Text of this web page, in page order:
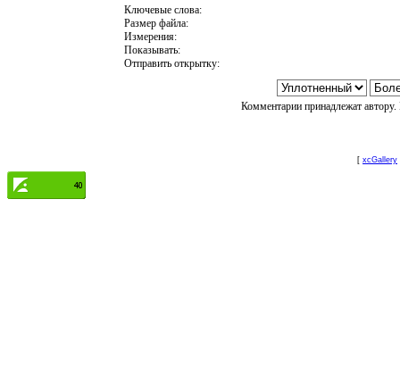
Ключевые слова:
Размер файла:
Измерения:
Показывать:
Отправить открытку:
Комментарии принадлежат
[ xcGallery